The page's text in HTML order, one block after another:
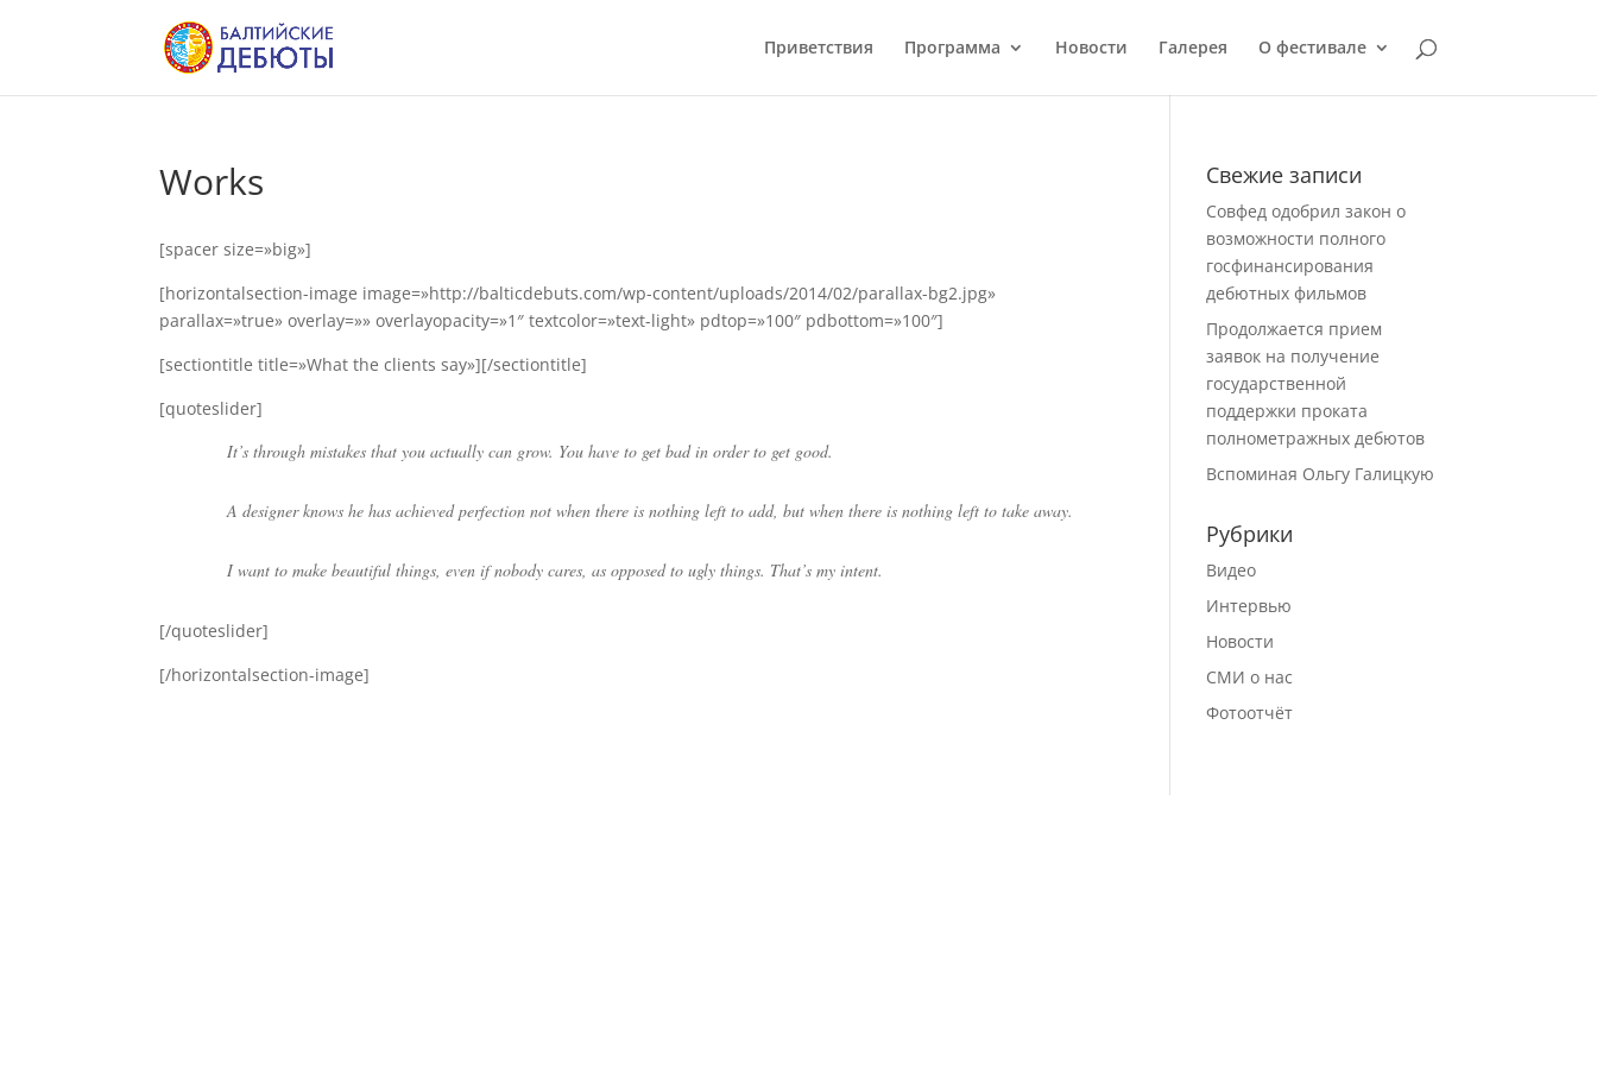
Приветствия Программа Новости Галерея О фестивале
Works
[spacer size=»big»]
[horizontalsection-image image=»http://balticdebuts.com/wp-content/uploads/2014/02/parallax-bg2.jpg»
parallax=»true» overlay=»» overlayopacity=»1″ textcolor=»text-light» pdtop=»100″ pdbottom=»100″]
[sectiontitle title=»What the clients say»][/sectiontitle]
[quoteslider]
It’s through mistakes that you actually can grow. You have to get bad in order to get good.
A designer knows he has achieved perfection not when there is nothing left to add, but when there is nothing left to take away.
I want to make beautiful things, even if nobody cares, as opposed to ugly things. That’s my intent.
[/quoteslider]
[/horizontalsection-image]
Свежие записи
Совфед одобрил закон о
возможности полного
госфинансирования
дебютных фильмов
Продолжается прием
заявок на получение
государственной
поддержки проката
полнометражных дебютов
Вспоминая Ольгу Галицкую
Рубрики
Видео
Интервью
Новости
СМИ о нас
Фотоотчёт